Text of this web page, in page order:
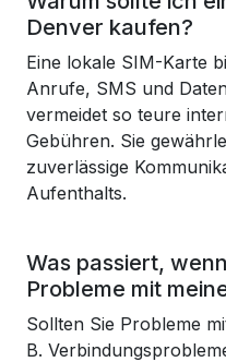
Denver kaufen?
Eine lokale SIM-Karte
Anrufe, SMS und
vermeidet so teure
Gebühren. Sie
zuverlässige
Aufenthalts.
Was passiert,
Probleme mit
Sollten Sie Probleme
B.